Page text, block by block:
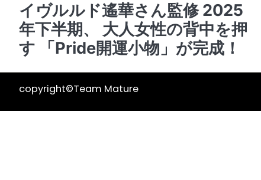
イヴルルド遙華さん監修 2025
年下半期、 大人女性の背中を押
す 「Pride開運小物」が完成！
copyright©Team Mature